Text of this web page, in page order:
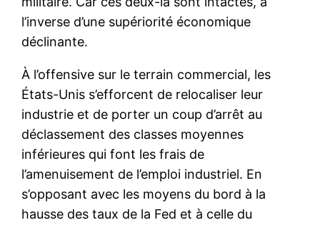
l’inverse d’une supériorité économique
déclinante.
À l’offensive sur le terrain commercial, les
États-Unis s’efforcent de relocaliser leur
industrie et de porter un coup d’arrêt au
déclassement des classes moyennes
inférieures qui font les frais de
l’amenuisement de l’emploi industriel. En
s’opposant avec les moyens du bord à la
hausse des taux de la Fed et à celle du